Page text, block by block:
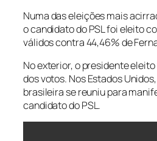
Numa das eleições mais
o candidato do PSL foi eleito
válidos contra 44,46% de
No exterior, o presidente
dos votos. Nos Estados
brasileira se reuniu para
candidato do PSL.